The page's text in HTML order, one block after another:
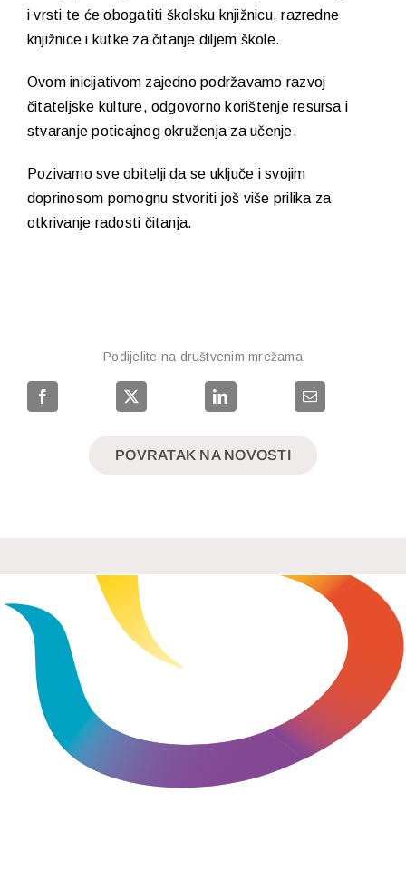
i vrsti te će obogatiti školsku knjižnicu, razredne
knjižnice i kutke za čitanje diljem škole.
Ovom inicijativom zajedno podržavamo razvoj
čitateljske kulture, odgovorno korištenje resursa i
stvaranje poticajnog okruženja za učenje.
Pozivamo sve obitelji da se uključe i svojim
doprinosom pomognu stvoriti još više prilika za
otkrivanje radosti čitanja.
Podijelite na društvenim mrežama
POVRATAK NA NOVOSTI